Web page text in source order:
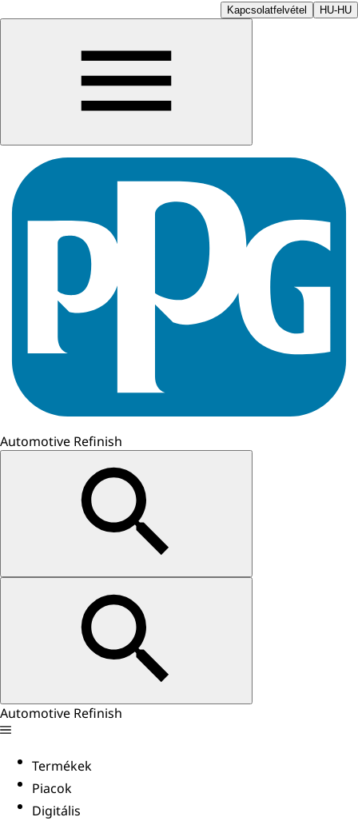
Kapcsolatfelvétel HU-HU
Automotive Refinish
Automotive Refinish
Termékek
Piacok
Digitális